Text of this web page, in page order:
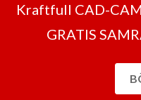
Kraftfull CAD-
GRATIS